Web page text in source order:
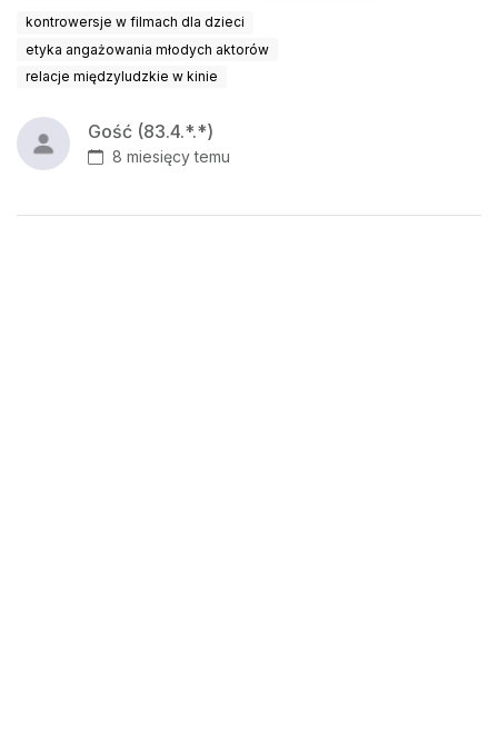
kontrowersje w filmach dla dzieci
etyka angażowania młodych aktorów
relacje międzyludzkie w kinie
Gość (83.4.*.*)
8 miesięcy temu